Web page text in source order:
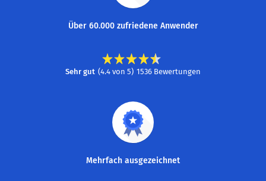
Über 60.000 zufriedene Anwender
Sehr gut (4.4 von 5) 1536 Bewertungen
Mehrfach ausgezeichnet